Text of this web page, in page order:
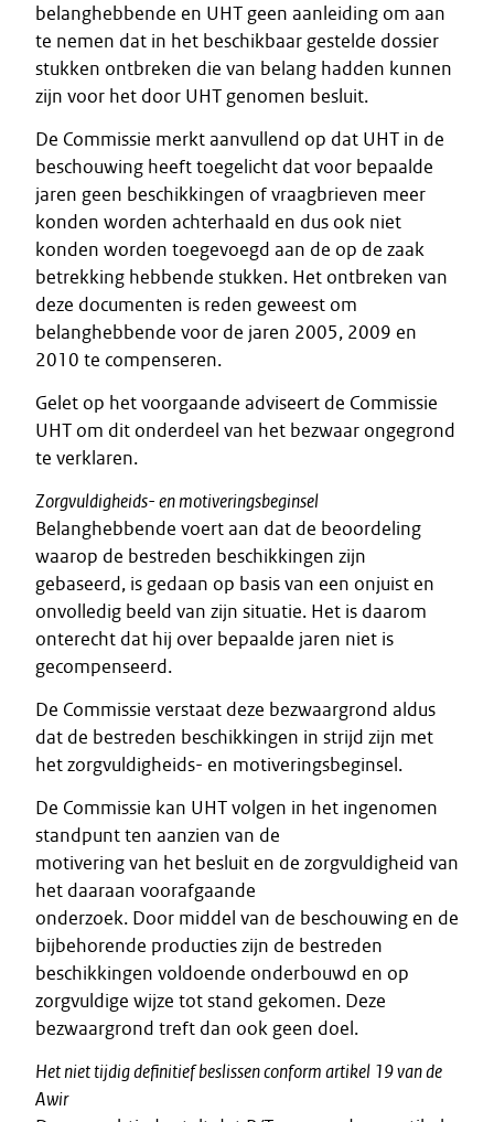
belanghebbende en UHT geen aanleiding om aan
te nemen dat in het beschikbaar gestelde dossier
stukken ontbreken die van belang hadden kunnen
zijn voor het door UHT genomen besluit.
De Commissie merkt aanvullend op dat UHT in de
beschouwing heeft toegelicht dat voor bepaalde
jaren geen beschikkingen of vraagbrieven meer
konden worden achterhaald en dus ook niet
konden worden toegevoegd aan de op de zaak
betrekking hebbende stukken. Het ontbreken van
deze documenten is reden geweest om
belanghebbende voor de jaren 2005, 2009 en
2010 te compenseren.
Gelet op het voorgaande adviseert de Commissie
UHT om dit onderdeel van het bezwaar ongegrond
te verklaren.
Zorgvuldigheids- en motiveringsbeginsel
Belanghebbende voert aan dat de beoordeling
waarop de bestreden beschikkingen zijn
gebaseerd, is gedaan op basis van een onjuist en
onvolledig beeld van zijn situatie. Het is daarom
onterecht dat hij over bepaalde jaren niet is
gecompenseerd.
De Commissie verstaat deze bezwaargrond aldus
dat de bestreden beschikkingen in strijd zijn met
het zorgvuldigheids- en motiveringsbeginsel.
De Commissie kan UHT volgen in het ingenomen
standpunt ten aanzien van de
motivering van het besluit en de zorgvuldigheid van
het daaraan voorafgaande
onderzoek. Door middel van de beschouwing en de
bijbehorende producties zijn de bestreden
beschikkingen voldoende onderbouwd en op
zorgvuldige wijze tot stand gekomen. Deze
bezwaargrond treft dan ook geen doel.
Het niet tijdig definitief beslissen conform artikel 19 van de
Awir